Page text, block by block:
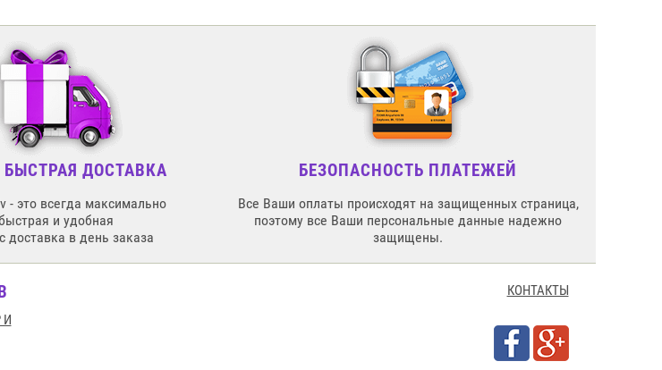
ДОСТАВКА
- это всегда максимально
и удобная
доставка в день заказа
БЕЗОПАСНОСТЬ ПЛАТЕЖЕЙ
Все Ваши оплаты происходят на защищенных страница,
поэтому все Ваши персональные данные надежно
защищены.
И
КОНТАКТЫ